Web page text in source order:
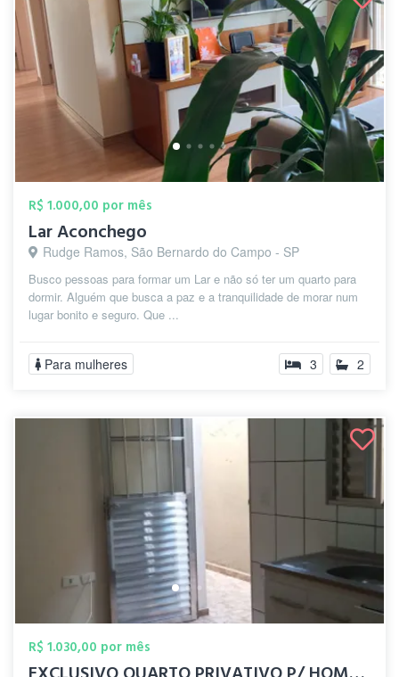
R$ 1.000,00 por mês
Lar Aconchego
Rudge Ramos, São Bernardo do Campo - SP
Busco pessoas para formar um Lar e não só ter um quarto para
dormir. Alguém que busca a paz e a tranquilidade de morar num
lugar bonito e seguro. Que ...
Para mulheres 3 2
R$ 1.030,00 por mês